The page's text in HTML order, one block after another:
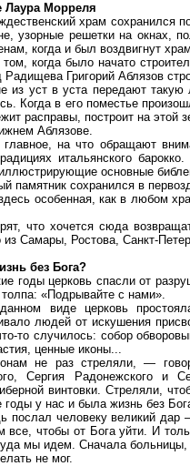
Лаура Морреля
храм сохранился
узорные решетки на окнах,
когда и был воздвигнут
когда было начато
Григорий Аблязов
из уст в уста передают такую
Когда в его поместье
расправы, построит на
Аблязове.
главное,начто обращают
итальянского
основные
памятник сохранился в
особенная, как в любом
что хочется сюда
из Самары, Ростова, Санкт-
без Бога?
годы церковь спасли от
«Подрывайте с нами».
виде церковь
людей от искушения
то случилось: собор
ценные иконы...
не раз стреляли, —
Сергия Радонежского и
винтовки. Стреляли,
годы у нас и была жизнь без
послал человеку великий дар
чтобы от Бога уйти. И
мы идем. Сначала больницы,
не мог.